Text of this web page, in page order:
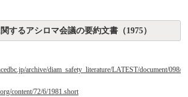
するアシロマ会議の要約文書（1975）
archive/diam_safety_literature/LATEST/document/098/
content/72/6/1981.short